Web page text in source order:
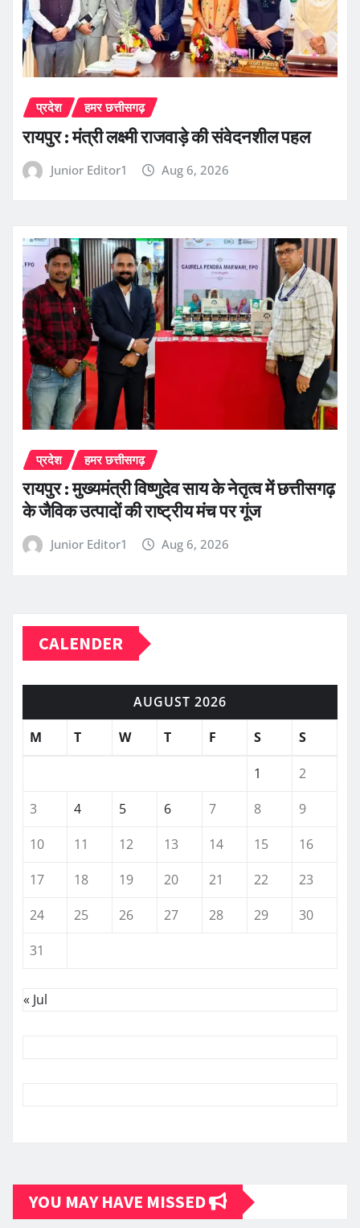
प्रदेश हमर छत्तीसगढ़
रायपुर : मंत्री लक्ष्मी राजवाड़े की संवेदनशील पहल
Junior Editor1 Aug 6, 2026
प्रदेश हमर छत्तीसगढ़
रायपुर : मुख्यमंत्री विष्णुदेव साय के नेतृत्व में छत्तीसगढ़
के जैविक उत्पादों की राष्ट्रीय मंच पर गूंज
Junior Editor1 Aug 6, 2026
CALENDER
AUGUST 2026
M
T W T F S S
1
2
3
4 5 6 7 8
9
10
11 12 13 14 15
16
17
18 19 20 21 22
23
24
25 26 27 28 29
30
31
« Jul
YOU MAY HAVE MISSED